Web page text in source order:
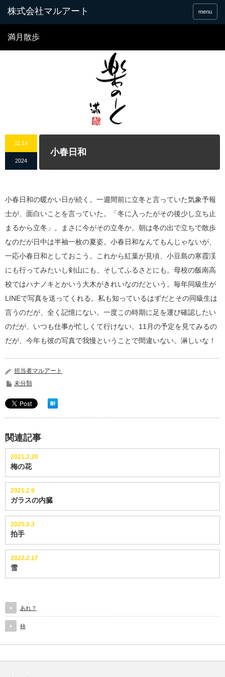
menu
満月散歩
11.14
2024
小春日和
小春日和の暖かい日が続く。一週間前に立冬と言っていた気象予報
士が、面白いことを言っていた。「冬に入ったがその後少し立ち止
まるから立冬」。まさに今がその立冬か。朝は冬の出で立ちで散歩
なのだが日中は半袖一枚の夏姿。小春日和なんてもんじゃないが、
一応小春日和としておこう。これから紅葉が見頃、小豆島の寒霞渓
にも行ってみたいし剣山にも、そしてふるさとにも。母校の飯南高
校ではハナノキとかいう大木がきれいなのだという。毎年同級生が
LINEで写真を送ってくれる。私も知っているはずだとその同級生は
言うのだが、全く記憶にない。一度この時期に足を運び確認したい
のだが、いつも仕事が忙しくて行けない。11月の予定を見てみるの
だが、今年も彼の写真で我慢ということで間違いない。淋しいな！
担当者マルアート
未分類
関連記事
2021.2.20
梅の花
2021.2.9
ガラスの内臓
2025.3.3
拍手
2022.2.17
雪
あれ？
柿